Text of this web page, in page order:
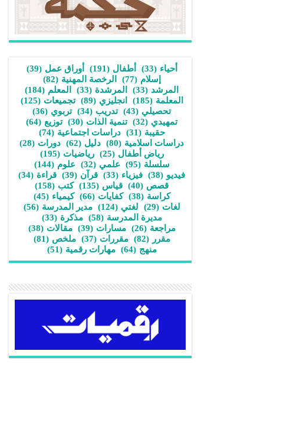
أحياء (33) أطفال (191) أوراق عمل (39)
إسلام (77) الرخصة المهنية (82)
المرشد (33) المرشدة (33) المعلم (184)
المعلمة (185) انجليزي (89) تجميعات (125)
تحصيلي (43) تدريب (34) تربوي (36)
تمهيدي (32) تنمية الذات (30) توزيع (64)
حقيبة (31) دراسات اجتماعية (74)
دراسات اسلامية (80) دليل (62) دورات (28)
رياض أطفال (25) رياضيات (195)
سلسلة (95) علمي (32) علوم (144)
فيديو (38) فيزياء (33) قرآن (39) قراءة (34)
قصص (40) قياس (135) كتب (158)
كراسة (38) كفايات (66) كيمياء (45)
لغات (29) لغتي (124) مدير المدرسة (56)
مديرة المدرسة (58) مذكرة (33)
مراجعة (26) مسارات (39) مقالات (38)
مقرر (82) مقررات (37) ملخص (81)
منهج (64) مهارات رقمية (51)